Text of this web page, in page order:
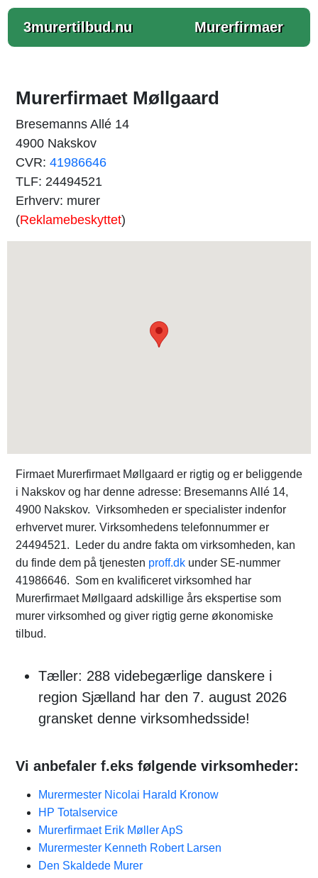
3murertilbud.nu Murerfirmaer
Murerfirmaet Møllgaard
Bresemanns Allé 14
4900 Nakskov
CVR: 41986646
TLF: 24494521
Erhverv: murer
(Reklamebeskyttet)
Firmaet Murerfirmaet Møllgaard er rigtig og er beliggende
i Nakskov og har denne adresse: Bresemanns Allé 14,
4900 Nakskov. Virksomheden er specialister indenfor
erhvervet murer. Virksomhedens telefonnummer er
24494521. Leder du andre fakta om virksomheden, kan
du finde dem på tjenesten proff.dk under SE-nummer
41986646. Som en kvalificeret virksomhed har
Murerfirmaet Møllgaard adskillige års ekspertise som
murer virksomhed og giver rigtig gerne økonomiske
tilbud.
Tæller: 288 videbegærlige danskere i
region Sjælland har den 7. august 2026
gransket denne virksomhedsside!
Vi anbefaler f.eks følgende virksomheder:
Murermester Nicolai Harald Kronow
HP Totalservice
Murerfirmaet Erik Møller ApS
Murermester Kenneth Robert Larsen
Den Skaldede Murer